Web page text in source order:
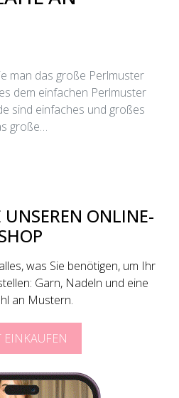
man das große Perlmuster
dem einfachen Perlmuster
sind einfaches und großes
große…
UNSEREN ONLINE-
was Sie benötigen, um Ihr
Garn, Nadeln und eine
an Mustern.
EINKAUFEN